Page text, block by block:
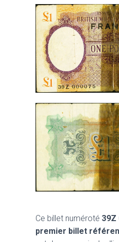
Ce billet numéroté 39Z
premier billet